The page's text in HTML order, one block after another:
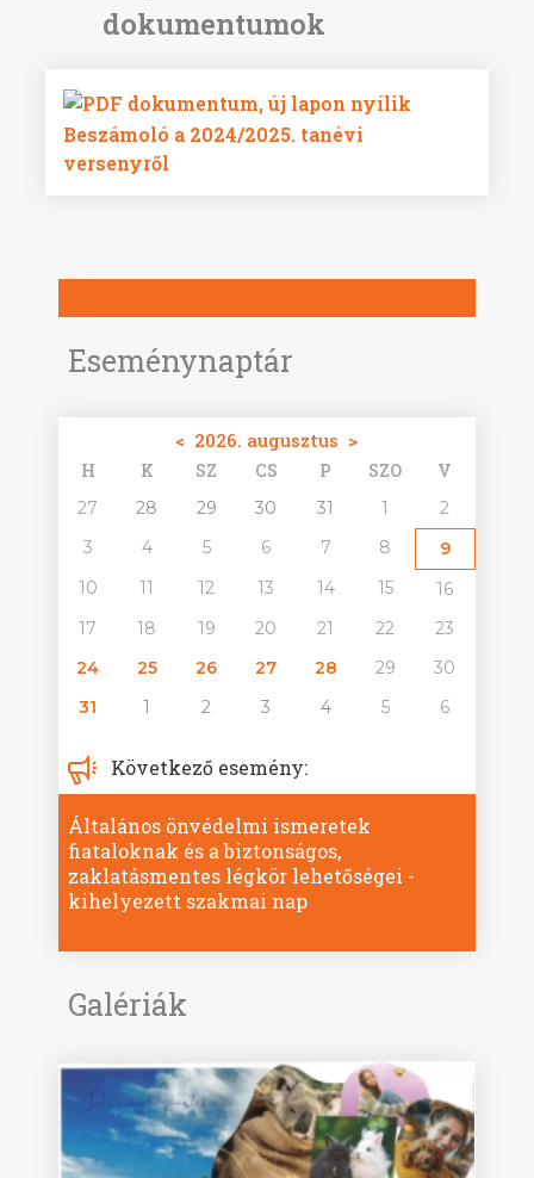
Eseménynaptár
< 2026. augusztus >
H K SZ CS P SZO V
27 28 29 30 31 1
2
3
4 5 6 7 8
9
10
11 12 13 14 15
16
17
18 19 20 21 22
23
24
25 26 27 28 29
30
31
1 2 3 4 5 6
Következő esemény:
Általános önvédelmi ismeretek
fiataloknak és a biztonságos,
zaklatásmentes légkör lehetőségei -
kihelyezett szakmai nap
Galériák
Beszámoló a 2024/2025. tanévi
versenyről